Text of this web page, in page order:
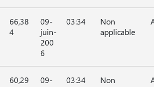
66,38
4
09-
juin-
200
6
03:34
Non
applicable
60,29
09-
03:34
Non